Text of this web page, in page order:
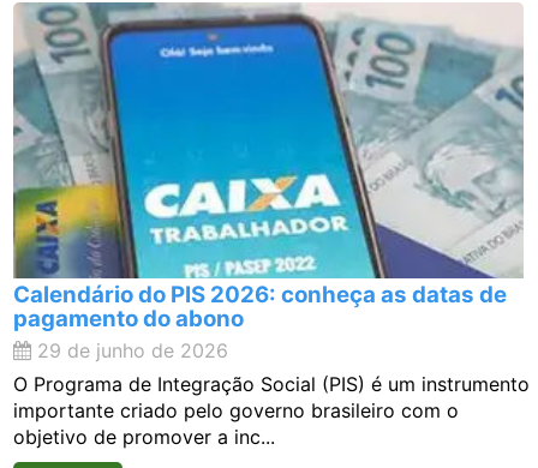
Calendário do PIS 2026: conheça as datas de
pagamento do abono
29 de junho de 2026
O Programa de Integração Social (PIS) é um instrumento
importante criado pelo governo brasileiro com o
objetivo de promover a inc...